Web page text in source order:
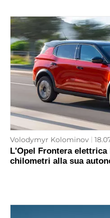
Volodymyr Kolominov
L'Opel Frontera elettrica
chilometri alla sua